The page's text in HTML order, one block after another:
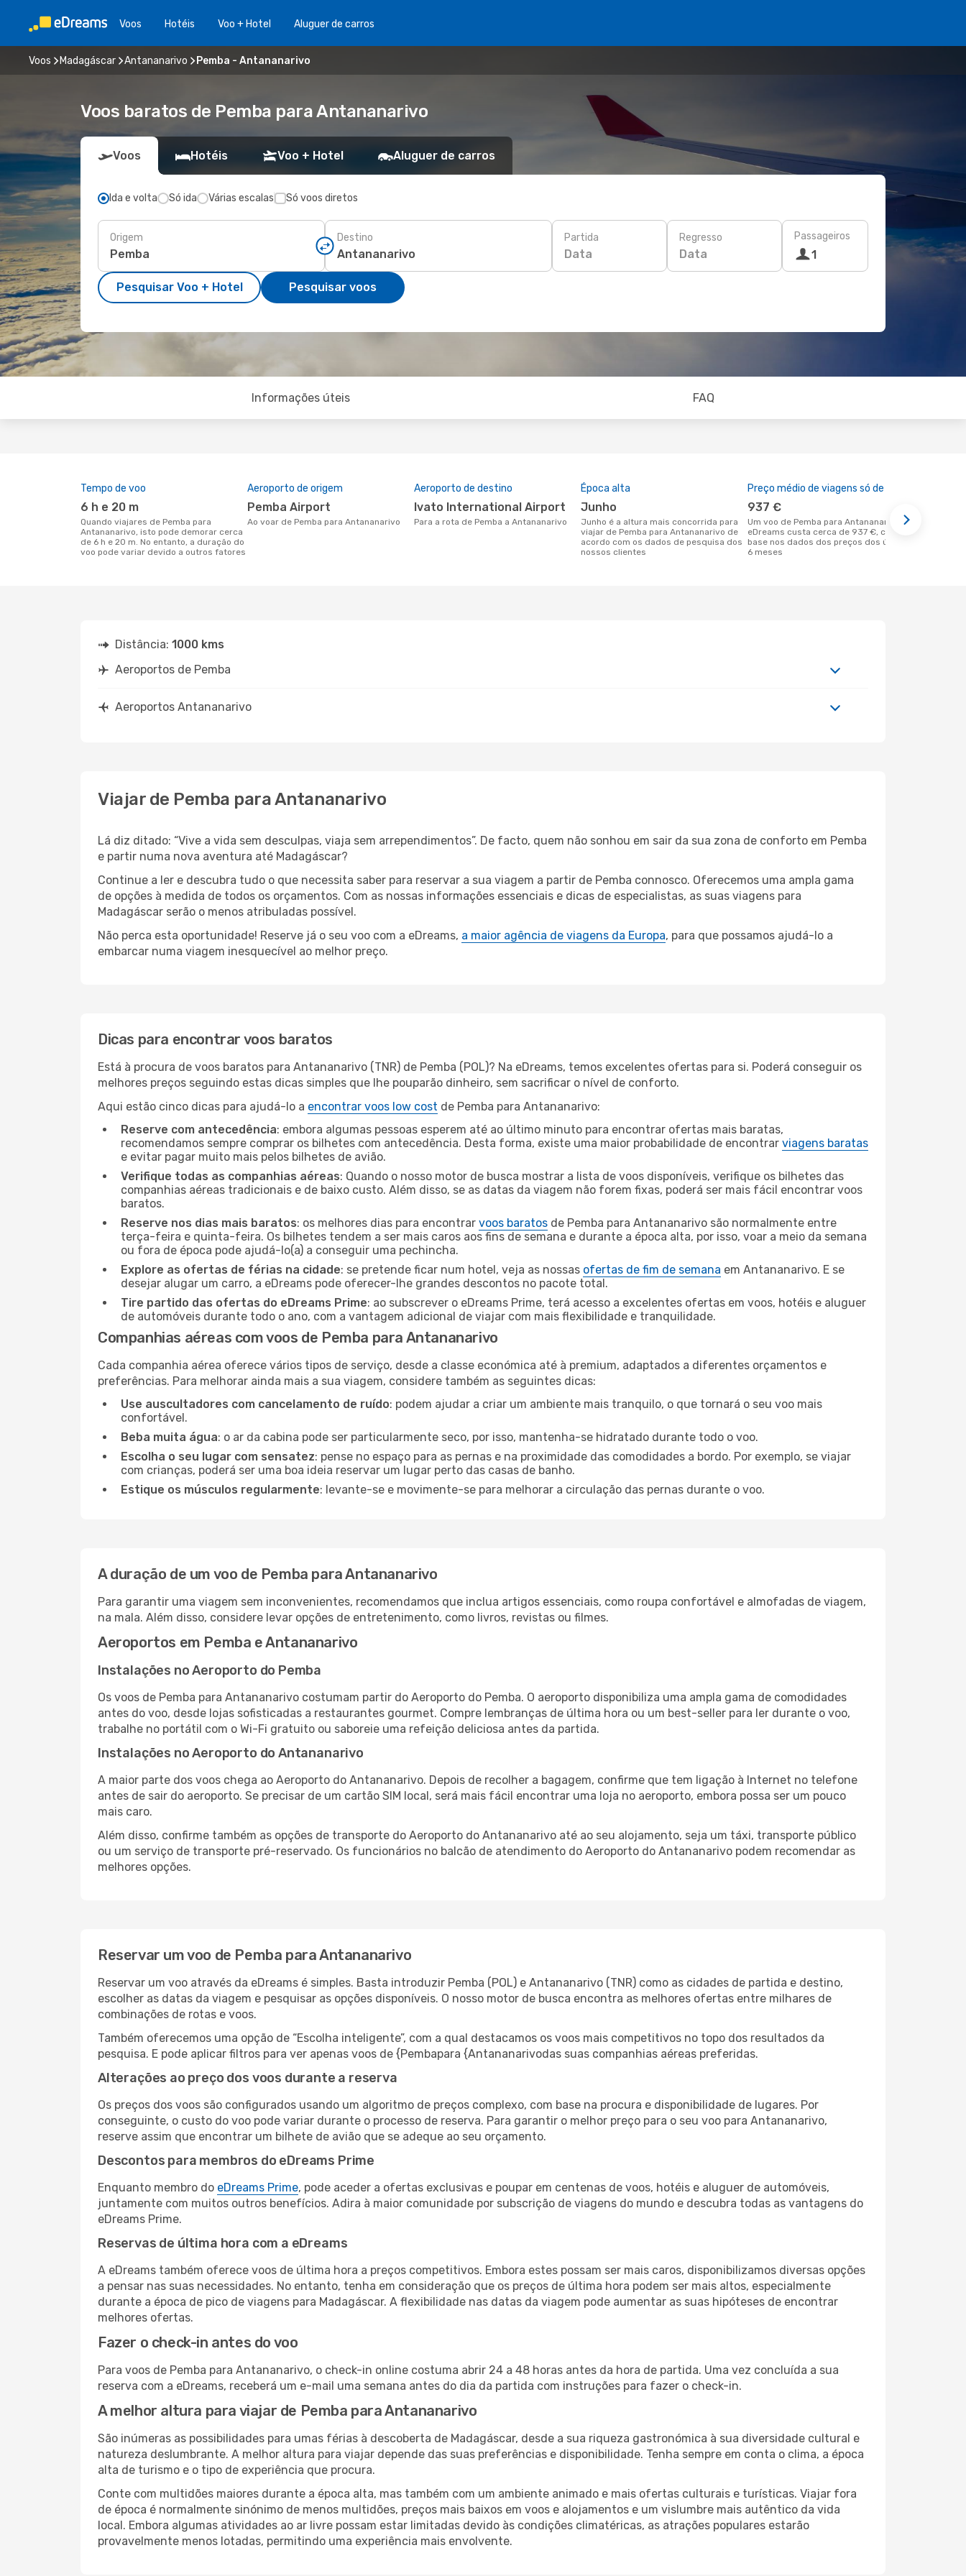
Voos Hotéis Voo + Hotel Aluguer de carros
Voos Madagáscar Antananarivo Pemba - Antananarivo
Voos baratos de Pemba para Antananarivo
Voos Hotéis Voo + Hotel Aluguer de carros
Ida e volta Só ida Várias escalas Só voos diretos
Origem Destino Partida
Data
Regresso
Data
Passageiros
1
Pesquisar Voo + Hotel Pesquisar voos
Informações úteis FAQ
Tempo de voo
6 h e 20 m
Quando viajares de Pemba para
Antananarivo, isto pode demorar cerca
de 6 h e 20 m. No entanto, a duração do
voo pode variar devido a outros fatores
Aeroporto de origem
Pemba Airport
Ao voar de Pemba para Antananarivo
Aeroporto de destino
Ivato International Airport
Para a rota de Pemba a Antananarivo
Época alta
junho
junho é a altura mais concorrida para
viajar de Pemba para Antananarivo de
acordo com os dados de pesquisa dos
nossos clientes
Preço médio de viagens só de ida
937 €
Um voo de Pemba para Antananarivo na
eDreams custa cerca de 937 €, com
base nos dados dos preços dos últimos
6 meses
Distância: 1000 kms
Aeroportos de Pemba
Aeroportos Antananarivo
Viajar de Pemba para Antananarivo
Lá diz ditado: “Vive a vida sem desculpas, viaja sem arrependimentos”. De facto, quem não sonhou em sair da sua zona de conforto em Pemba
e partir numa nova aventura até Madagáscar?
Continue a ler e descubra tudo o que necessita saber para reservar a sua viagem a partir de Pemba connosco. Oferecemos uma ampla gama
de opções à medida de todos os orçamentos. Com as nossas informações essenciais e dicas de especialistas, as suas viagens para
Madagáscar serão o menos atribuladas possível.
Não perca esta oportunidade! Reserve já o seu voo com a eDreams, a maior agência de viagens da Europa, para que possamos ajudá-lo a
embarcar numa viagem inesquecível ao melhor preço.
Dicas para encontrar voos baratos
Está à procura de voos baratos para Antananarivo (TNR) de Pemba (POL)? Na eDreams, temos excelentes ofertas para si. Poderá conseguir os
melhores preços seguindo estas dicas simples que lhe pouparão dinheiro, sem sacrificar o nível de conforto.
Aqui estão cinco dicas para ajudá-lo a encontrar voos low cost de Pemba para Antananarivo:
Reserve com antecedência: embora algumas pessoas esperem até ao último minuto para encontrar ofertas mais baratas,
recomendamos sempre comprar os bilhetes com antecedência. Desta forma, existe uma maior probabilidade de encontrar viagens baratas
e evitar pagar muito mais pelos bilhetes de avião.
Verifique todas as companhias aéreas: Quando o nosso motor de busca mostrar a lista de voos disponíveis, verifique os bilhetes das
companhias aéreas tradicionais e de baixo custo. Além disso, se as datas da viagem não forem fixas, poderá ser mais fácil encontrar voos
baratos.
Reserve nos dias mais baratos: os melhores dias para encontrar voos baratos de Pemba para Antananarivo são normalmente entre
terça-feira e quinta-feira. Os bilhetes tendem a ser mais caros aos fins de semana e durante a época alta, por isso, voar a meio da semana
ou fora de época pode ajudá-lo(a) a conseguir uma pechincha.
Explore as ofertas de férias na cidade: se pretende ficar num hotel, veja as nossas ofertas de fim de semana em Antananarivo. E se
desejar alugar um carro, a eDreams pode oferecer-lhe grandes descontos no pacote total.
Tire partido das ofertas do eDreams Prime: ao subscrever o eDreams Prime, terá acesso a excelentes ofertas em voos, hotéis e aluguer
de automóveis durante todo o ano, com a vantagem adicional de viajar com mais flexibilidade e tranquilidade.
Companhias aéreas com voos de Pemba para Antananarivo
Cada companhia aérea oferece vários tipos de serviço, desde a classe económica até à premium, adaptados a diferentes orçamentos e
preferências. Para melhorar ainda mais a sua viagem, considere também as seguintes dicas:
Use auscultadores com cancelamento de ruído: podem ajudar a criar um ambiente mais tranquilo, o que tornará o seu voo mais
confortável.
Beba muita água: o ar da cabina pode ser particularmente seco, por isso, mantenha-se hidratado durante todo o voo.
Escolha o seu lugar com sensatez: pense no espaço para as pernas e na proximidade das comodidades a bordo. Por exemplo, se viajar
com crianças, poderá ser uma boa ideia reservar um lugar perto das casas de banho.
Estique os músculos regularmente: levante-se e movimente-se para melhorar a circulação das pernas durante o voo.
A duração de um voo de Pemba para Antananarivo
Para garantir uma viagem sem inconvenientes, recomendamos que inclua artigos essenciais, como roupa confortável e almofadas de viagem,
na mala. Além disso, considere levar opções de entretenimento, como livros, revistas ou filmes.
Aeroportos em Pemba e Antananarivo
Instalações no Aeroporto do Pemba
Os voos de Pemba para Antananarivo costumam partir do Aeroporto do Pemba. O aeroporto disponibiliza uma ampla gama de comodidades
antes do voo, desde lojas sofisticadas a restaurantes gourmet. Compre lembranças de última hora ou um best-seller para ler durante o voo,
trabalhe no portátil com o Wi-Fi gratuito ou saboreie uma refeição deliciosa antes da partida.
Instalações no Aeroporto do Antananarivo
A maior parte dos voos chega ao Aeroporto do Antananarivo. Depois de recolher a bagagem, confirme que tem ligação à Internet no telefone
antes de sair do aeroporto. Se precisar de um cartão SIM local, será mais fácil encontrar uma loja no aeroporto, embora possa ser um pouco
mais caro.
Além disso, confirme também as opções de transporte do Aeroporto do Antananarivo até ao seu alojamento, seja um táxi, transporte público
ou um serviço de transporte pré-reservado. Os funcionários no balcão de atendimento do Aeroporto do Antananarivo podem recomendar as
melhores opções.
Reservar um voo de Pemba para Antananarivo
Reservar um voo através da eDreams é simples. Basta introduzir Pemba (POL) e Antananarivo (TNR) como as cidades de partida e destino,
escolher as datas da viagem e pesquisar as opções disponíveis. O nosso motor de busca encontra as melhores ofertas entre milhares de
combinações de rotas e voos.
Também oferecemos uma opção de “Escolha inteligente”, com a qual destacamos os voos mais competitivos no topo dos resultados da
pesquisa. E pode aplicar filtros para ver apenas voos de {Pembapara {Antananarivodas suas companhias aéreas preferidas.
Alterações ao preço dos voos durante a reserva
Os preços dos voos são configurados usando um algoritmo de preços complexo, com base na procura e disponibilidade de lugares. Por
conseguinte, o custo do voo pode variar durante o processo de reserva. Para garantir o melhor preço para o seu voo para Antananarivo,
reserve assim que encontrar um bilhete de avião que se adeque ao seu orçamento.
Descontos para membros do eDreams Prime
Enquanto membro do eDreams Prime, pode aceder a ofertas exclusivas e poupar em centenas de voos, hotéis e aluguer de automóveis,
juntamente com muitos outros benefícios. Adira à maior comunidade por subscrição de viagens do mundo e descubra todas as vantagens do
eDreams Prime.
Reservas de última hora com a eDreams
A eDreams também oferece voos de última hora a preços competitivos. Embora estes possam ser mais caros, disponibilizamos diversas opções
a pensar nas suas necessidades. No entanto, tenha em consideração que os preços de última hora podem ser mais altos, especialmente
durante a época de pico de viagens para Madagáscar. A flexibilidade nas datas da viagem pode aumentar as suas hipóteses de encontrar
melhores ofertas.
Fazer o check-in antes do voo
Para voos de Pemba para Antananarivo, o check-in online costuma abrir 24 a 48 horas antes da hora de partida. Uma vez concluída a sua
reserva com a eDreams, receberá um e-mail uma semana antes do dia da partida com instruções para fazer o check-in.
A melhor altura para viajar de Pemba para Antananarivo
São inúmeras as possibilidades para umas férias à descoberta de Madagáscar, desde a sua riqueza gastronómica à sua diversidade cultural e
natureza deslumbrante. A melhor altura para viajar depende das suas preferências e disponibilidade. Tenha sempre em conta o clima, a época
alta de turismo e o tipo de experiência que procura.
Conte com multidões maiores durante a época alta, mas também com um ambiente animado e mais ofertas culturais e turísticas. Viajar fora
de época é normalmente sinónimo de menos multidões, preços mais baixos em voos e alojamentos e um vislumbre mais autêntico da vida
local. Embora algumas atividades ao ar livre possam estar limitadas devido às condições climatéricas, as atrações populares estarão
provavelmente menos lotadas, permitindo uma experiência mais envolvente.